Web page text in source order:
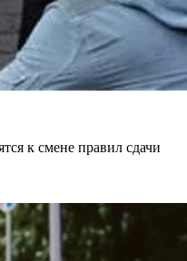
к смене правил сдачи